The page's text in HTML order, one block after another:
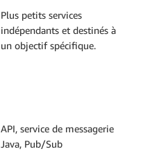
Plus petits services
indépendants et destinés à
un objectif spécifique.
API, service de messagerie
Java, Pub/Sub